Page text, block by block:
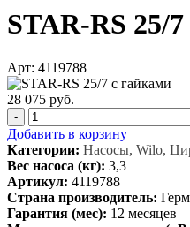
STAR-RS 25/
Арт: 4119788
28 075 руб.
-
Добавить в корзину
Категории: Насосы, Wilo,
Вес насоса (кг): 3,3
Артикул: 4119788
Страна производитель:
Гарантия (мес): 12 месяцев